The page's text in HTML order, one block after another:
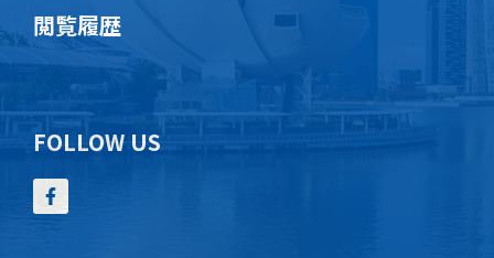
閲覧履歴
FOLLOW US